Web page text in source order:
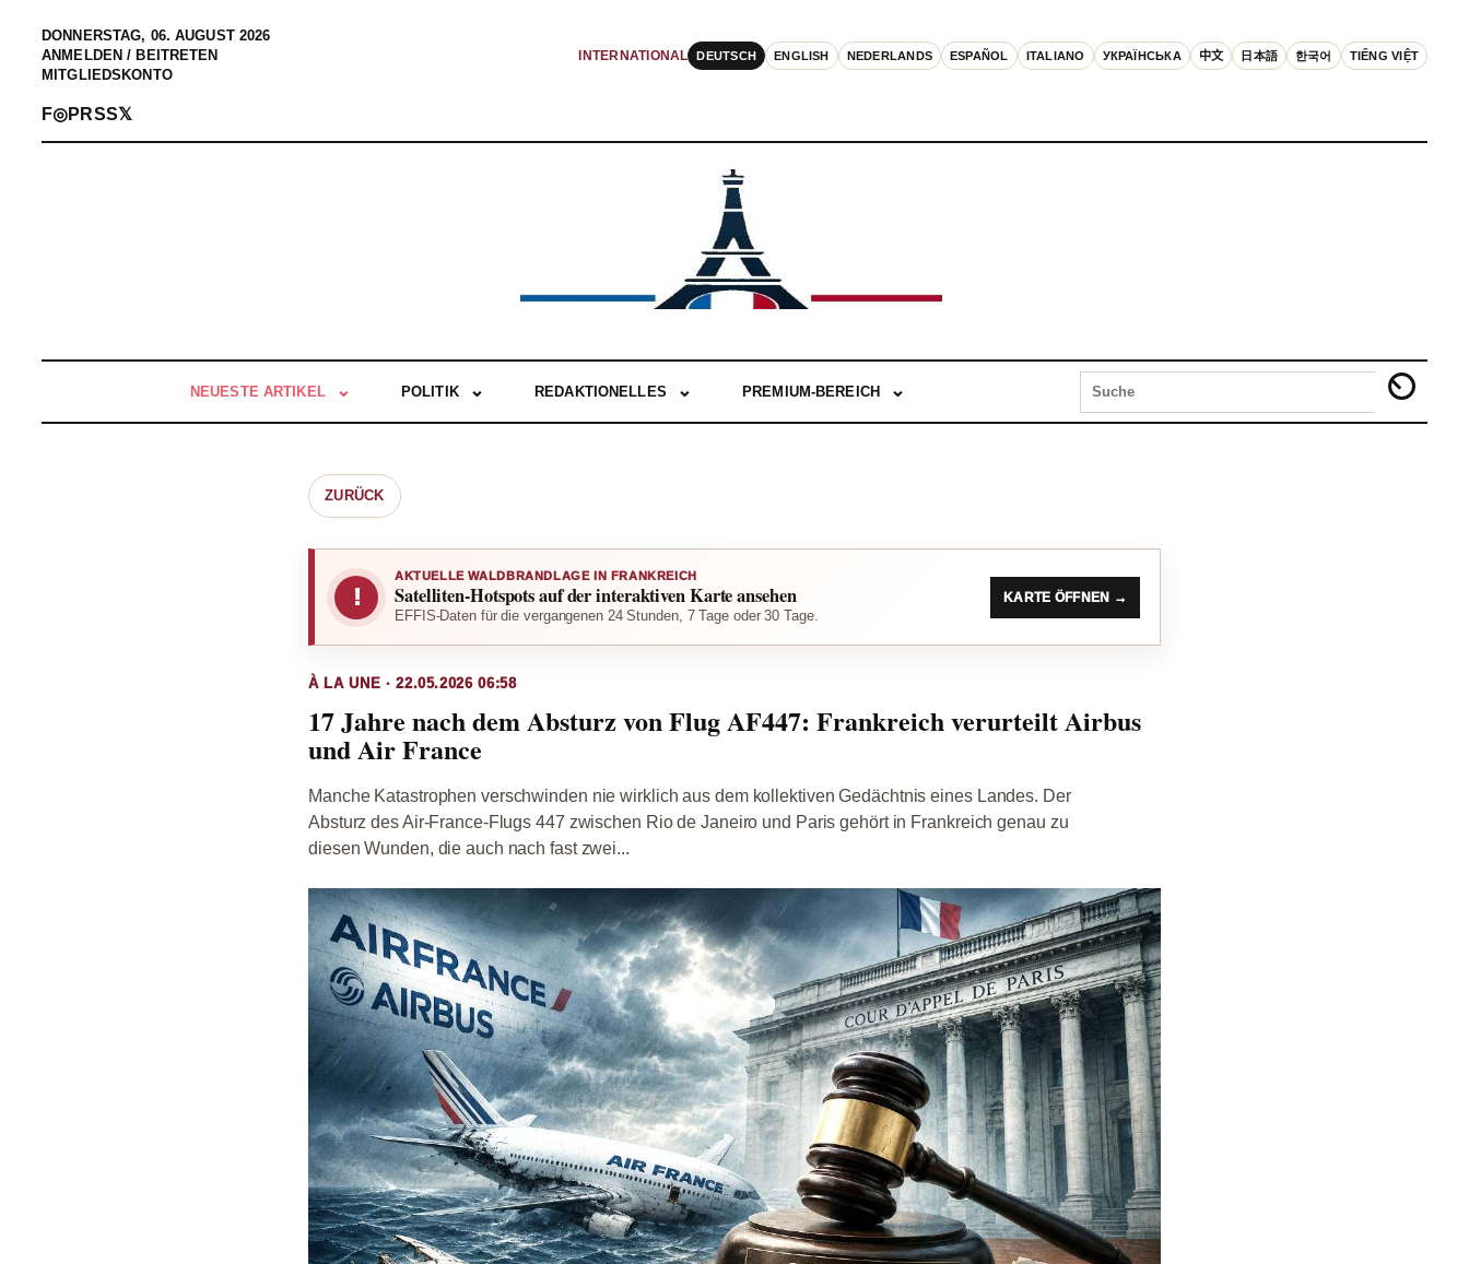
DONNERSTAG, 06. AUGUST 2026
ANMELDEN / BEITRETEN
MITGLIEDSKONTO
INTERNATIONAL DEUTSCH ENGLISH NEDERLANDS ESPAÑOL ITALIANO УКРАЇНСЬКА 中文 日本語 한국어 TIẾNG VIỆT
F◎PRSS𝕏
NEUESTE ARTIKEL POLITIK REDAKTIONELLES PREMIUM-BEREICH
ZURÜCK
!
AKTUELLE WALDBRANDLAGE IN FRANKREICH
Satelliten-Hotspots auf der interaktiven Karte ansehen
EFFIS-Daten für die vergangenen 24 Stunden, 7 Tage oder 30 Tage.
KARTE ÖFFNEN →
À LA UNE · 22.05.2026 06:58
17 Jahre nach dem Absturz von Flug AF447: Frankreich verurteilt Airbus
und Air France
Manche Katastrophen verschwinden nie wirklich aus dem kollektiven Gedächtnis eines Landes. Der
Absturz des Air-France-Flugs 447 zwischen Rio de Janeiro und Paris gehört in Frankreich genau zu
diesen Wunden, die auch nach fast zwei...